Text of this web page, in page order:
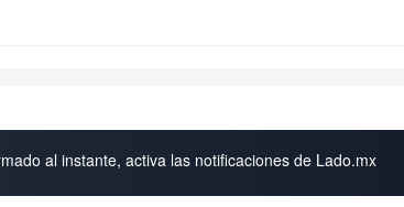
al instante, activa las notificaciones de Lado.mx